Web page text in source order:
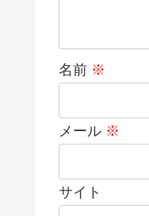
名前 ※
メール ※
サイト